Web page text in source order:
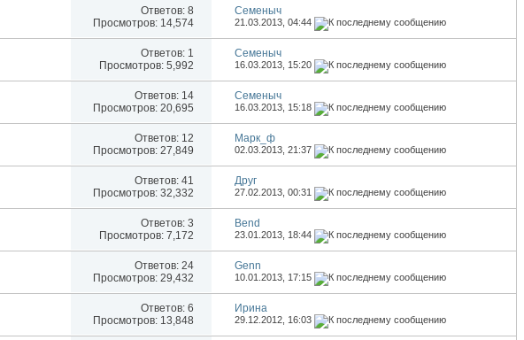
Ответов: 8
Просмотров: 14,574
Семеныч
21.03.2013,04:44
Ответов: 1
Просмотров: 5,992
Семеныч
16.03.2013, 15:20
Ответов: 14
Просмотров: 20,695
Семеныч
16.03.2013, 15:18
Ответов: 12
Просмотров: 27,849
Марк_ф
02.03.2013,21:37
Ответов: 41
Просмотров: 32,332
Друг
27.02.2013,00:31
Ответов: 3
Просмотров: 7,172
Bend
23.01.2013, 18:44
Ответов: 24
Просмотров: 29,432
Genn
10.01.2013, 17:15
Ответов: 6
Просмотров: 13,848
Иринa
29.12.2012, 16:03